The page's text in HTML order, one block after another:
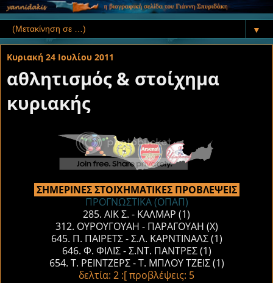
▼
Κυριακή 24 Ιουλίου 2011
αθλητισμός & στοίχημα
κυριακής
ΣΗΜΕΡΙΝΕΣ ΣΤΟΙΧΗΜΑΤΙΚΕΣ ΠΡΟΒΛΕΨΕΙΣ
ΠΡΟΓΝΩΣΤΙΚΑ (ΟΠΑΠ)
285. ΑΙΚ Σ. - ΚΑΛΜΑΡ (1)
312. ΟΥΡΟΥΓΟΥΑΗ - ΠΑΡΑΓΟΥΑΗ (Χ)
645. Π. ΠΑΙΡΕΤΣ - Σ.Λ. ΚΑΡΝΤΙΝΑΛΣ (1)
646. Φ. ΦΙΛΙΣ - Σ.ΝΤ. ΠΑΝΤΡΕΣ (1)
654. Τ. ΡΕΙΝΤΖΕΡΣ - Τ. ΜΠΛΟΥ ΤΖΕΙΣ (1)
δελτία: 2 :[ προβλέψεις: 5